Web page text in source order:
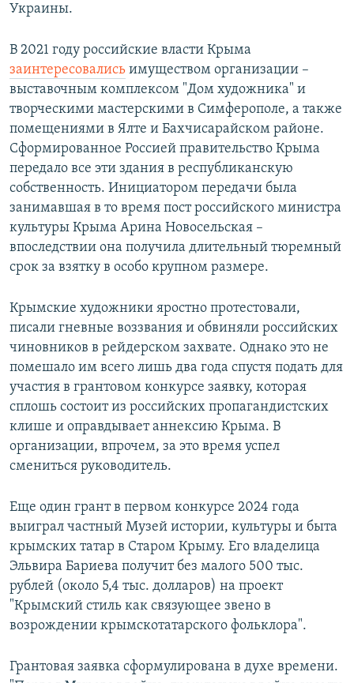
Украины.
В 2021 году российские власти Крыма
заинтересовались имуществом организации –
выставочным комплексом "Дом художника" и
творческими мастерскими в Симферополе, а также
помещениями в Ялте и Бахчисарайском районе.
Сформированное Россией правительство Крыма
передало все эти здания в республиканскую
собственность. Инициатором передачи была
занимавшая в то время пост российского министра
культуры Крыма Арина Новосельская –
впоследствии она получила длительный тюремный
срок за взятку в особо крупном размере.
Крымские художники яростно протестовали,
писали гневные воззвания и обвиняли российских
чиновников в рейдерском захвате. Однако это не
помешало им всего лишь два года спустя подать для
участия в грантовом конкурсе заявку, которая
сплошь состоит из российских пропагандистских
клише и оправдывает аннексию Крыма. В
организации, впрочем, за это время успел
смениться руководитель.
Еще один грант в первом конкурсе 2024 года
выиграл частный Музей истории, культуры и быта
крымских татар в Старом Крыму. Его владелица
Эльвира Бариева получит без малого 500 тыс.
рублей (около 5,4 тыс. долларов) на проект
"Крымский стиль как связующее звено в
возрождении крымскотатарского фольклора".
Грантовая заявка сформулирована в духе времени.